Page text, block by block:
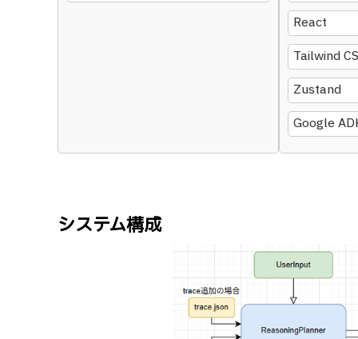
React
Tailwind
Zustand
Google
システム構成